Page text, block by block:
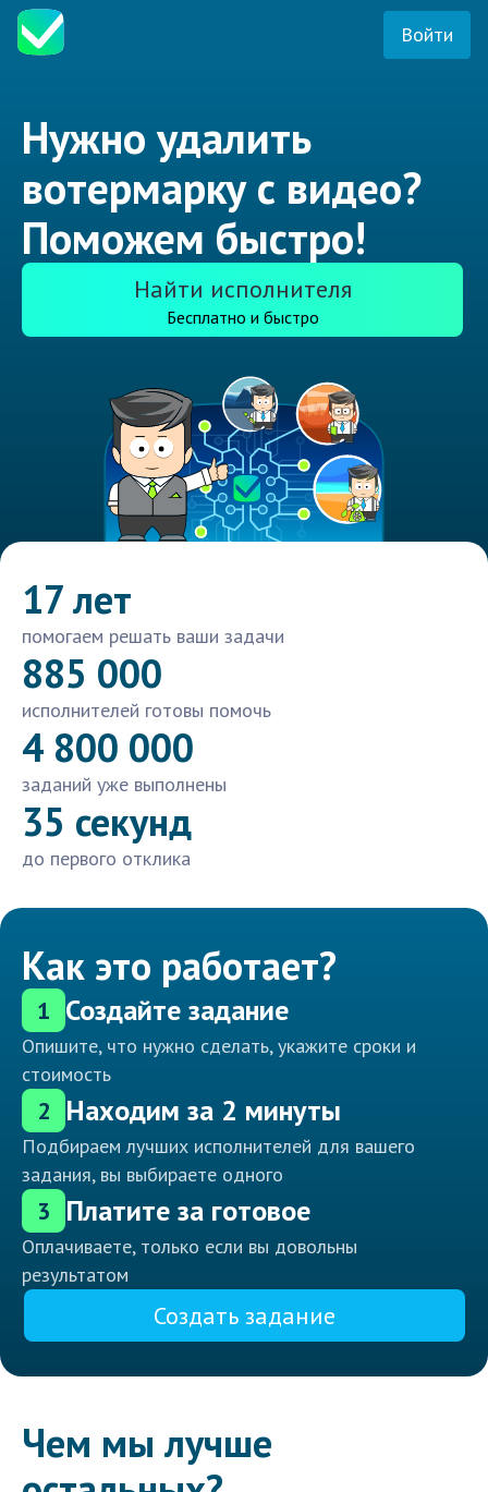
Войти
Нужно удалить
вотермарку с видео?
Поможем быстро!
Найти исполнителя
Бесплатно и быстро
17 лет
помогаем решать ваши задачи
885 000
исполнителей готовы помочь
4 800 000
заданий уже выполнены
35 секунд
до первого отклика
Как это работает?
1 Создайте задание
Опишите, что нужно сделать, укажите сроки и
стоимость
2 Находим за 2 минуты
Подбираем лучших исполнителей для вашего
задания, вы выбираете одного
3 Платите за готовое
Оплачиваете, только если вы довольны
результатом
Создать задание
Чем мы лучше